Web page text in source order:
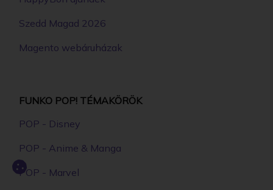
Szedd Magad 2026
Magento webáruházak
FUNKO POP! TÉMAKÖRÖK
POP - Disney
POP - Anime & Manga
POP - Marvel